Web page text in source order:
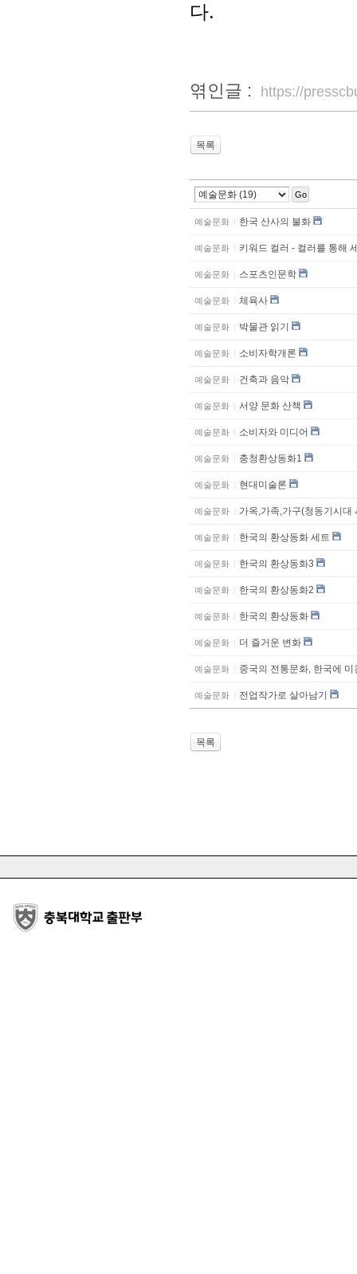
다.
엮인글 : https://
목록
Go
예술문화 한국 산사의 불화
예술문화 키워드 컬러 - 컬러를 통해
예술문화 스포츠인문학
예술문화 체육사
예술문화 박물관 읽기
예술문화 소비자학개론
예술문화 건축과 음악
예술문화 서양 문화 산책
예술문화 소비자와 미디어
예술문화 충청환상동화1
예술문화 현대미술론
예술문화 가옥,가족,가구(청동기시대
예술문화 한국의 환상동화 세트
예술문화 한국의 환상동화3
예술문화 한국의 환상동화2
예술문화 한국의 환상동화
예술문화 더 즐거운 변화
예술문화 중국의 전통문화, 한국에 미
예술문화 전업작가로 살아남기
목록